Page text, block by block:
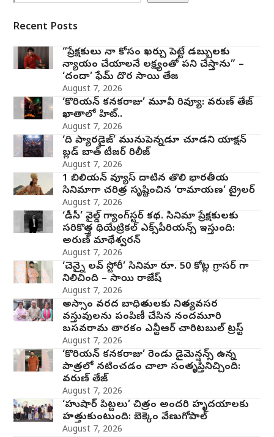
Recent Posts
“ప్రేక్షకులు నా కోసం ఖర్చు పెట్టే డబ్బులకు
న్యాయం చేయాలనే లక్ష్యంతో పని చేస్తాను” –
‘దందా’ ఫేమ్ దొర సాయి తేజ
August 7, 2026
‘కొరియన్ కనకరాజు’ మూవీ రివ్యూ: వరుణ్ తేజ్
ఖాతాలో హిట్..
August 7, 2026
‘ది ప్యారడైజ్’ మునుపెన్నడూ చూడని యాక్షన్
బ్లడ్ బాత్ టీజర్ రిలీజ్
August 7, 2026
1 బిలియన్ వ్యూస్ దాటిన తొలి భారతీయ
సినిమాగా చరిత్ర సృష్టించిన ‘రామాయణ’ ట్రైలర్
August 7, 2026
‘డీసీ’ వైల్డ్ గ్యాంగ్‌స్టర్ కథ. సినిమా ప్రేక్షకులకు
సరికొత్త థియేట్రికల్ ఎక్స్‌పీరియన్స్ ఇస్తుంది:
అరుణ్ మాథేశ్వరన్
August 7, 2026
‘చెన్నై లవ్ స్టోరీ’ సినిమా రూ. 50 కోట్ల గ్రాసర్ గా
నిలిచింది – సాయి రాజేష్
August 7, 2026
అస్సాం వరద బాధితులకు నిత్యవసర
వస్తువులను పంపిణీ చేసిన నందమూరి
బసవరామ తారకం ఎన్టీఆర్ చారిటబుల్ ట్రస్ట్
August 7, 2026
‘కొరియన్ కనకరాజు’ రెండు డైమెన్షన్స్ ఉన్న
పాత్రలో నటించడం చాలా సంతృప్తినిచ్చింది:
వరుణ్ తేజ్
August 7, 2026
‘హుషార్‌ పిట్టలు’ చిత్రం అందరి హృదయాలకు
హత్తుకుంటుంది: బెక్కెం వేణుగోపాల్‌
August 7, 2026